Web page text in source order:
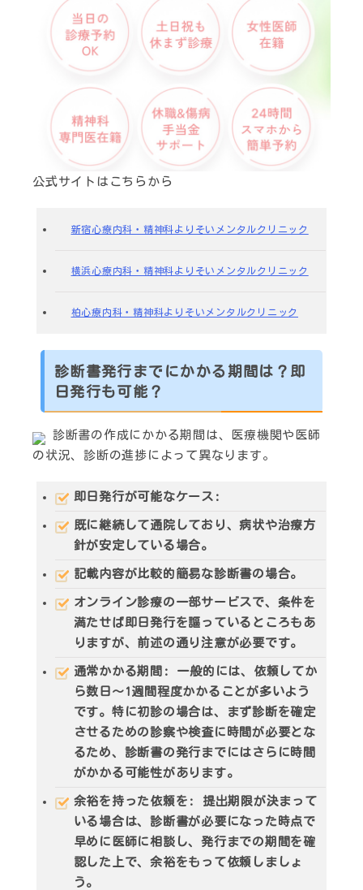
公式サイトはこちらから
新宿心療内科・精神科よりそいメンタルクリニック
横浜心療内科・精神科よりそいメンタルクリニック
柏心療内科・精神科よりそいメンタルクリニック
診断書発行までにかかる期間は？即
日発行も可能？
診断書の作成にかかる期間は、医療機関や医師
の状況、診断の進捗によって異なります。
即日発行が可能なケース :
既に継続して通院しており、病状や治療方
針が安定している場合。
記載内容が比較的簡易な診断書の場合。
オンライン診療の一部サービスで、条件を
満たせば即日発行を謳っているところもあ
りますが、前述の通り注意が必要です。
通常かかる期間 : 一般的には、依頼してか
ら数日～1週間程度かかることが多いよう
です。特に初診の場合は、まず診断を確定
させるための診察や検査に時間が必要とな
るため、診断書の発行までにはさらに時間
がかかる可能性があります。
余裕を持った依頼を : 提出期限が決まって
いる場合は、診断書が必要になった時点で
早めに医師に相談し、発行までの期間を確
認した上で、余裕をもって依頼しましょ
う。